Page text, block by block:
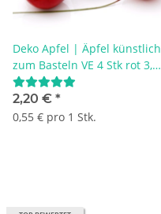
Deko Apfel | Äpfel künstlich
zum Basteln VE 4 Stk rot 3,5
cm mit Draht für Herbst,
Weihnachten und Advent
2,20 € *
0,55 € pro 1 Stk.